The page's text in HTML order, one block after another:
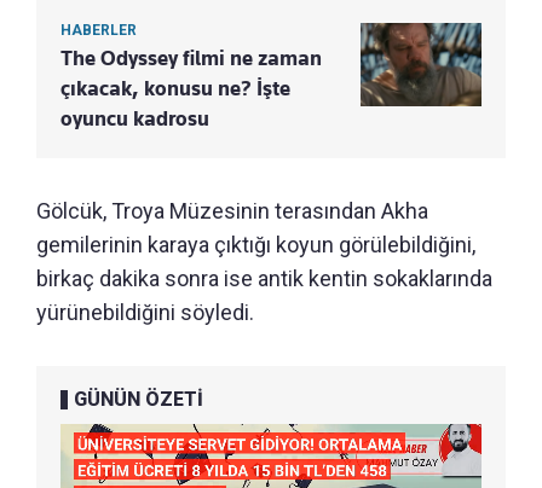
HABERLER
The Odyssey filmi ne zaman
çıkacak, konusu ne? İşte
oyuncu kadrosu
Gölcük, Troya Müzesinin terasından Akha
gemilerinin karaya çıktığı koyun görülebildiğini,
birkaç dakika sonra ise antik kentin sokaklarında
yürünebildiğini söyledi.
GÜNÜN ÖZETİ